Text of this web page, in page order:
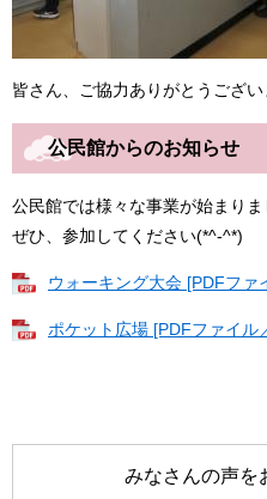
皆さん、ご協力ありがとうござい
公民館からのお知らせ
公民館では様々な事業が始まり
ぜひ、参加してください(*^-^*)
ウォーキング大会 [PDFファ
ポケット広場 [PDFファイル
みなさんの声を